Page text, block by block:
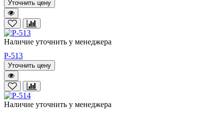
Уточнить цену
Наличие уточнить у менеджера
P-513
Уточнить цену
Наличие уточнить у менеджера